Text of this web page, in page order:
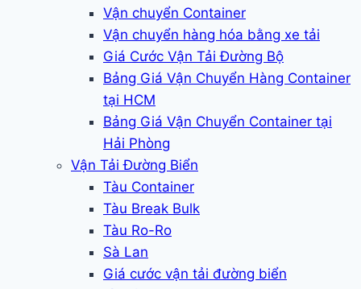
Vận chuyển Container
Vận chuyển hàng hóa bằng xe tải
Giá Cước Vận Tải Đường Bộ
Bảng Giá Vận Chuyển Hàng Container
tại HCM
Bảng Giá Vận Chuyển Container tại
Hải Phòng
Vận Tải Đường Biển
Tàu Container
Tàu Break Bulk
Tàu Ro-Ro
Sà Lan
Giá cước vận tải đường biển